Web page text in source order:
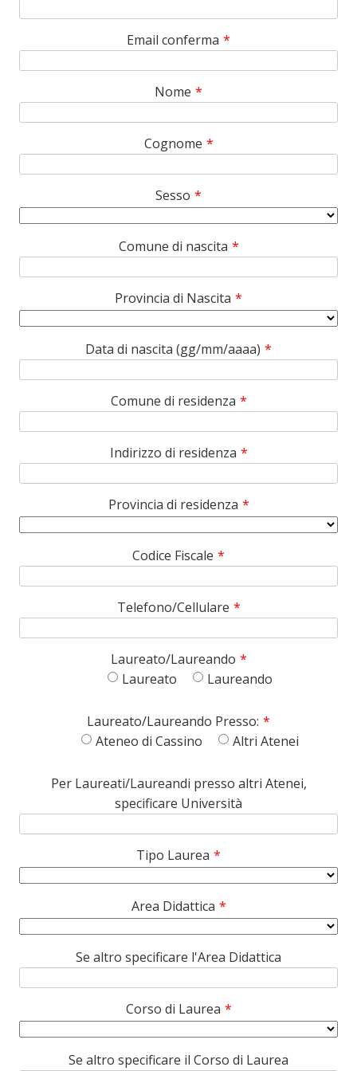
Email conferma *
Nome *
Cognome *
Sesso *
Comune di nascita *
Provincia di Nascita *
Data di nascita (gg/mm/aaaa) *
Comune di residenza *
Indirizzo di residenza *
Provincia di residenza *
Codice Fiscale *
Telefono/Cellulare *
Laureato/Laureando *
Laureato
Laureando
Laureato/Laureando Presso: *
Ateneo di Cassino
Altri Atenei
Per Laureati/Laureandi presso altri Atenei,
specificare Università
Tipo Laurea *
Area Didattica *
Se altro specificare l'Area Didattica
Corso di Laurea *
Se altro specificare il Corso di Laurea